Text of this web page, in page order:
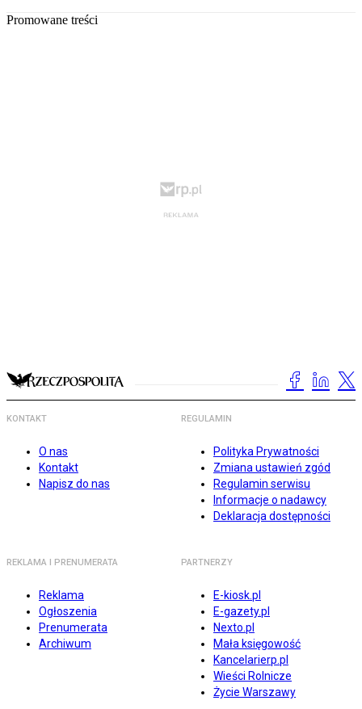
Promowane treści
KONTAKT
O nas
Kontakt
Napisz do nas
REGULAMIN
Polityka Prywatności
Zmiana ustawień zgód
Regulamin serwisu
Informacje o nadawcy
Deklaracja dostępności
REKLAMA I PRENUMERATA
Reklama
Ogłoszenia
Prenumerata
Archiwum
PARTNERZY
E-kiosk.pl
E-gazety.pl
Nexto.pl
Mała księgowość
Kancelarierp.pl
Wieści Rolnicze
Życie Warszawy